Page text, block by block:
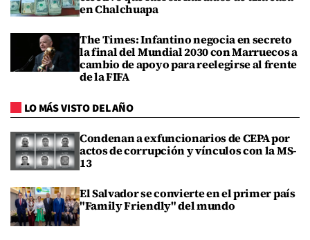
en Chalchuapa
The Times: Infantino negocia en secreto
la final del Mundial 2030 con Marruecos a
cambio de apoyo para reelegirse al frente
de la FIFA
LO MÁS VISTO DEL AÑO
Condenan a exfuncionarios de CEPA por
actos de corrupción y vínculos con la MS-
13
El Salvador se convierte en el primer país
"Family Friendly" del mundo